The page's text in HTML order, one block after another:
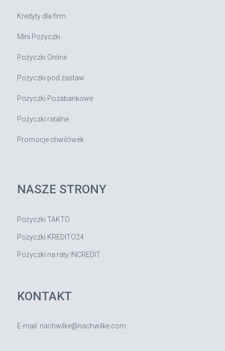
Kredyty dla firm
Mini Pożyczki
Pożyczki Online
Pożyczki pod zastaw
Pożyczki Pozabankowe
Pożyczki ratalne
Promocje chwilówek
NASZE STRONY
Pożyczki TAKTO
Pożyczki KREDITO24
Pożyczki na raty INCREDIT
KONTAKT
E-mail: nachwilke@nachwilke.com